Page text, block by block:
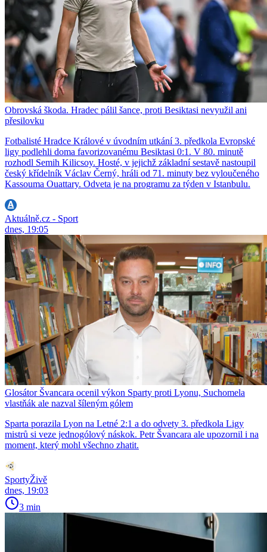
Obrovská škoda. Hradec pálil šance, proti Besiktasi nevyužil ani
přesilovku
Fotbalisté Hradce Králové v úvodním utkání 3. předkola Evropské
ligy podlehli doma favorizovanému Besiktasi 0:1. V 80. minutě
rozhodl Semih Kilicsoy. Hosté, v jejichž základní sestavě nastoupil
český křídelník Václav Černý, hráli od 71. minuty bez vyloučeného
Kassouma Ouattary. Odveta je na programu za týden v Istanbulu.
Aktuálně.cz - Sport
dnes, 19:05
Glosátor Švancara ocenil výkon Sparty proti Lyonu, Suchomela
vlastňák ale nazval šíleným gólem
Sparta porazila Lyon na Letné 2:1 a do odvety 3. předkola Ligy
mistrů si veze jednogólový náskok. Petr Švancara ale upozornil i na
moment, který mohl všechno zhatit.
SportyŽivě
dnes, 19:03
3 min